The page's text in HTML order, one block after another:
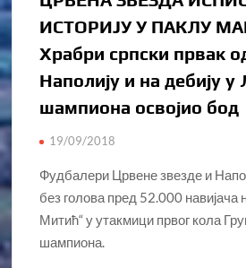
ИСТОРИЈУ У ПАКЛУ
Храбри српски првак
Наполију и на дебију у
шампиона освојио бод
19/09/2018
Фудбалери Црвене звезде и
без голова пред 52.000 навијача
Митић“ у утакмици првог кола
шампиона.